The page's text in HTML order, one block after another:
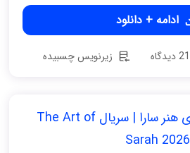
ادامه + دانلود
زیرنویس چسبیده
دانلود سریال کره ای هنر سارا | سریال The Art of
Sarah 2026